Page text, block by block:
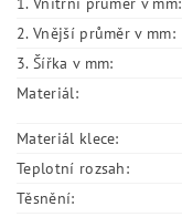
2. Vnější průměr v mm:
3. Šířka v mm:
Materiál:
Materiál klece:
Teplotní rozsah:
Těsnění: